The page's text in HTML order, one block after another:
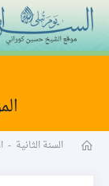
السنة الثانية -